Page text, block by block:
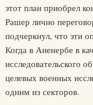
этот план приобрел
Рашер лично
подчеркнул, что эти
Когда в Аненербе в
исследовательского
целевых военных
одним из секторов.